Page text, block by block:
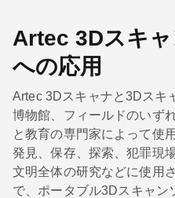
Artec 3Dスキ
への応用
Artec 3Dスキャナと3Dスキ
博物館、フィールドのいず
と教育の専門家によって使
発見、保存、探索、犯罪現
文明全体の研究などに使用
で、ポータブル3Dスキャン